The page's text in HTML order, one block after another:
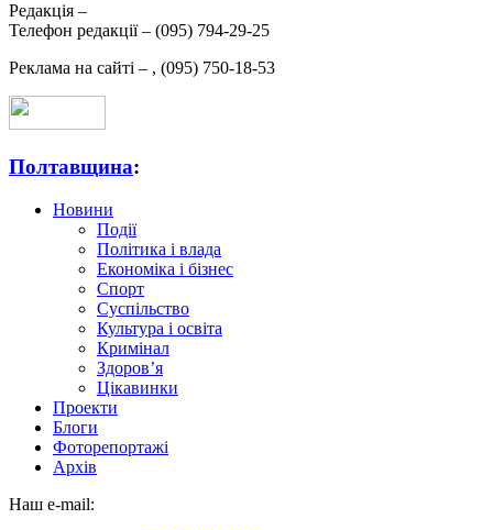
Редакція –
Телефон редакції – (095) 794-29-25
Реклама на сайті – , (095) 750-18-53
Полтавщина:
Новини
Події
Політика і влада
Економіка і бізнес
Спорт
Суспільство
Культура і освіта
Кримінал
Здоров’я
Цікавинки
Проекти
Блоги
Фоторепортажі
Архів
Наш e-mail: